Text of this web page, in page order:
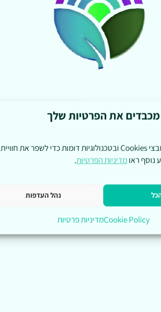
מכבדים את הפרטיות שלך
אנחנו משתמשים בקובצי Cookies ובטכנולוגיות דומות כדי לשפר את חוויית
נוסף ראומדיניות הפרטיות.
נהל העדפות
Cookie Policyמדיניות פרטיות